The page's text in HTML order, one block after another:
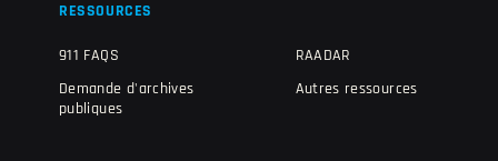
RESSOURCES
911 FAQS
Demande d'archives
publiques
RAADAR
Autres ressources